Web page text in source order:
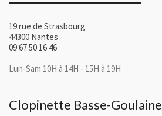
19 rue de Strasbourg
44300 Nantes
09 67 50 16 46
Lun-Sam 10H à 14H - 15H à 19H
Clopinette Basse-Goulaine